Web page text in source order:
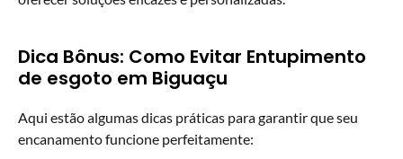
Dica Bônus: Como Evitar Entupimento
de esgoto em Biguaçu
Aqui estão algumas dicas práticas para garantir que seu
encanamento funcione perfeitamente: